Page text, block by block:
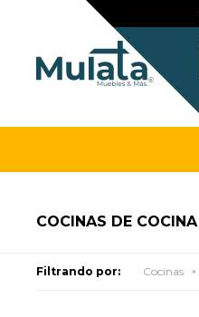
COCINAS DE COCINA
Filtrando por: Cocinas